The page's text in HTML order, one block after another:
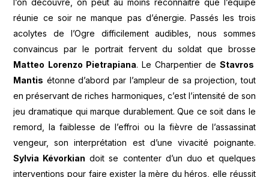
l’on découvre, on peut au moins reconnaitre que l’équipe
réunie ce soir ne manque pas d’énergie. Passés les trois
acolytes de l’Ogre difficilement audibles, nous sommes
convaincus par le portrait fervent du soldat que brosse
Matteo Lorenzo Pietrapiana. Le Charpentier deStavros
Mantis étonne d’abord par l’ampleur de sa projection, tout
en préservant de riches harmoniques, c’est l’intensité de son
jeu dramatique qui marque durablement. Que ce soit dans le
remord, la faiblesse de l’effroi ou la fièvre de l’assassinat
vengeur, son interprétation est d’une vivacité poignante.
Sylvia Kévorkian doit se contenter d’un duo et quelques
interventions pour faire exister la mère du héros, elle réussit